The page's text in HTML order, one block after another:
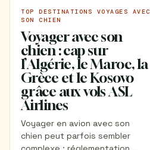
TOP DESTINATIONS VOYAGES AVEC
SON CHIEN
Voyager avec son
chien : cap sur
l’Algérie, le Maroc, la
Grèce et le Kosovo
grâce aux vols ASL
Airlines
Voyager en avion avec son
chien peut parfois sembler